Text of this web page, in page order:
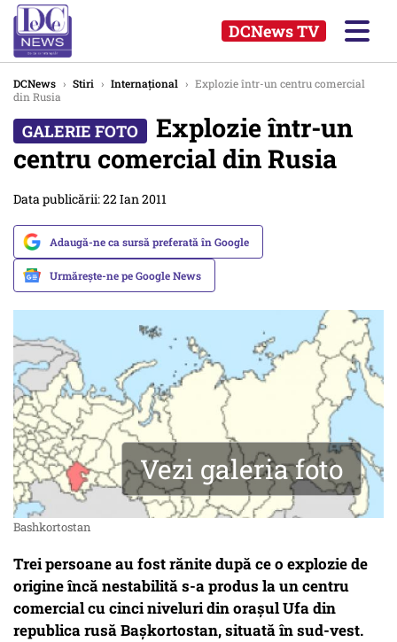
DCNews TV
DCNews › Stiri › Internațional › Explozie într-un centru comercial
din Rusia
Explozie într-un
centru comercial din Rusia
Data publicării: 22 Ian 2011
Adaugă-ne ca sursă preferată în Google
Urmărește-ne pe Google News
Vezi galeria foto
Bashkortostan
Trei persoane au fost rănite după ce o explozie de
origine încă nestabilită s-a produs la un centru
comercial cu cinci niveluri din oraşul Ufa din
republica rusă Başkortostan, situată în sud-vest.